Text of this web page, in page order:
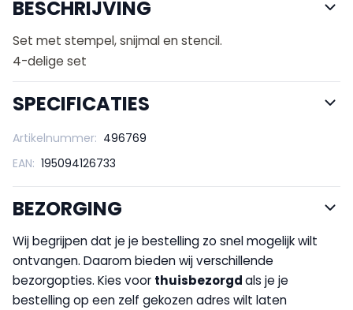
BESCHRIJVING
Set met stempel, snijmal en stencil.
4-delige set
SPECIFICATIES
Artikelnummer: 496769
EAN: 195094126733
BEZORGING
Wij begrijpen dat je je bestelling zo snel mogelijk wilt
ontvangen. Daarom bieden wij verschillende
bezorgopties. Kies voor thuisbezorgdals je je
bestelling op een zelf gekozen adres wilt laten